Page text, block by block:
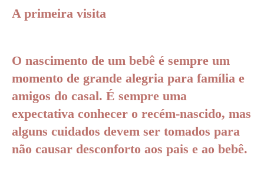
A primeira visita
O nascimento de um bebê é sempre um
momento de grande alegria para família e
amigos do casal. É sempre uma
expectativa conhecer o recém-nascido, mas
alguns cuidados devem ser tomados para
não causar desconforto aos pais e ao bebê.